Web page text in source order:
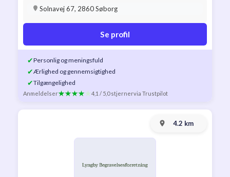
Solnavej 67, 2860 Søborg
Se profil
✔Personlig og meningsfuld
✔Ærlighed og gennemsigtighed
✔Tilgængelighed
Anmeldelser 4,1 / 5,0 stjernervia Trustpilot
4.2 km